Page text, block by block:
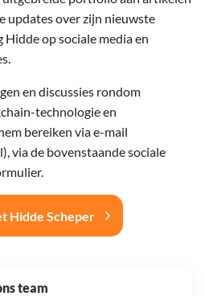
updates over zijn nieuwste
op sociale media en
en discussies rondom
technologie en
bereiken via e-mail
via de bovenstaande sociale
Hidde Scheper
team